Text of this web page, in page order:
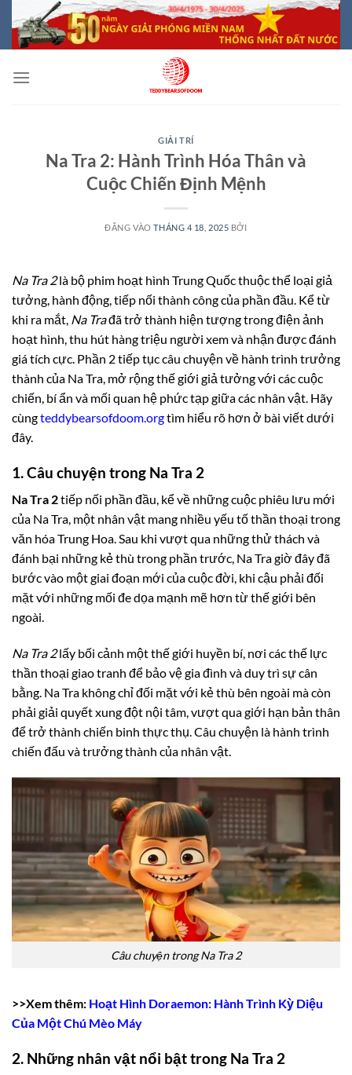
qua
nội
dung
GIẢI TRÍ
Na Tra 2: Hành Trình Hóa Thân và
Cuộc Chiến Định Mệnh
ĐĂNG VÀOTHÁNG 4 18, 2025 BỞI
Na Tra 2là bộ phim hoạt hình Trung Quốc thuộc thể loại giả
tưởng, hành động, tiếp nối thành công của phần đầu. Kể từ
khi ra mắt, Na Trađã trở thành hiện tượng trong điện ảnh
hoạt hình, thu hút hàng triệu người xem và nhận được đánh
giá tích cực. Phần 2 tiếp tục câu chuyện về hành trình trưởng
thành của Na Tra, mở rộng thế giới giả tưởng với các cuộc
chiến, bí ẩn và mối quan hệ phức tạp giữa các nhân vật. Hãy
cùngteddybearsofdoom.orgtìm hiểu rõ hơn ở bài viết dưới
đây.
1. Câu chuyện trong Na Tra 2
Na Tra 2tiếp nối phần đầu, kể về những cuộc phiêu lưu mới
của Na Tra, một nhân vật mang nhiều yếu tố thần thoại trong
văn hóa Trung Hoa. Sau khi vượt qua những thử thách và
đánh bại những kẻ thù trong phần trước, Na Tra giờ đây đã
bước vào một giai đoạn mới của cuộc đời, khi cậu phải đối
mặt với những mối đe dọa mạnh mẽ hơn từ thế giới bên
ngoài.
Na Tra 2lấy bối cảnh một thế giới huyền bí, nơi các thế lực
thần thoại giao tranh để bảo vệ gia đình và duy trì sự cân
bằng. Na Tra không chỉ đối mặt với kẻ thù bên ngoài mà còn
phải giải quyết xung đột nội tâm, vượt qua giới hạn bản thân
để trở thành chiến binh thực thụ. Câu chuyện là hành trình
chiến đấu và trưởng thành của nhân vật.
Câu chuyện trong Na Tra 2
>>Xem thêm: Hoạt Hình Doraemon: Hành Trình Kỳ Diệu
Của Một Chú Mèo Máy
2. Những nhân vật nổi bật trong Na Tra 2